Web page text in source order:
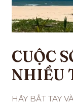
CUỘC
NHIỀU
HÃY BẮT TAY